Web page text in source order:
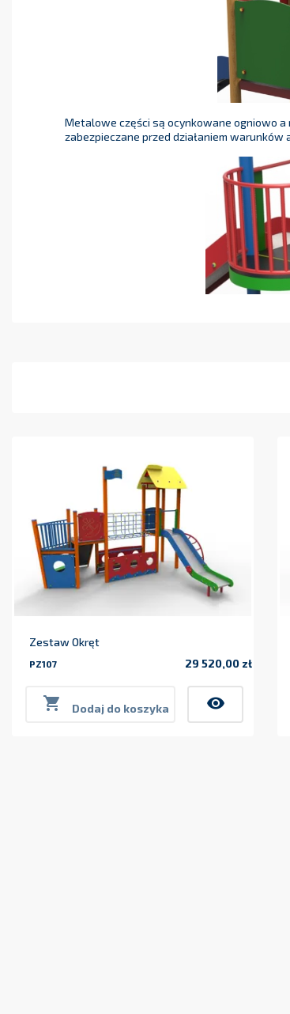
Metalowe części są ocynkowane ogniowo
zabezpieczane przed działaniem warunków
Zestaw Okręt
PZ107 29 520,00 zł
 Dodaj do koszyka visibility